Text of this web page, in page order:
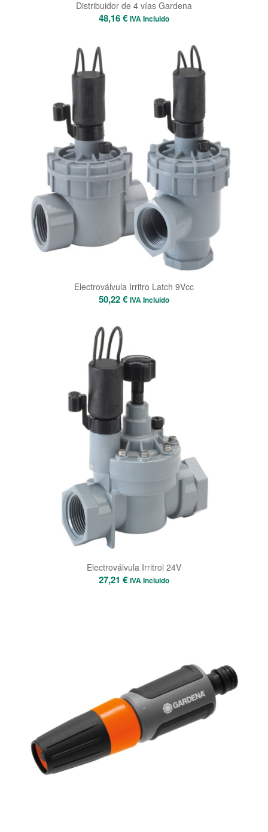
Distribuidor de 4 vías Gardena
48,16€ IVA Incluido
Electroválvula Irritro Latch 9Vcc
50,22€ IVA Incluido
Electroválvula Irritrol 24V
27,21 € IVA Incluido